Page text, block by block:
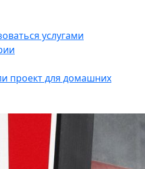
услугами
проект для домашних